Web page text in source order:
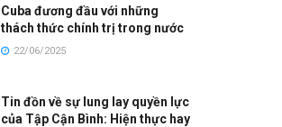
Cuba đương đầu với những
thách thức chính trị trong nước
22/06/2025
Tin đồn về sự lung lay quyền lực
của Tập Cận Bình: Hiện thực hay